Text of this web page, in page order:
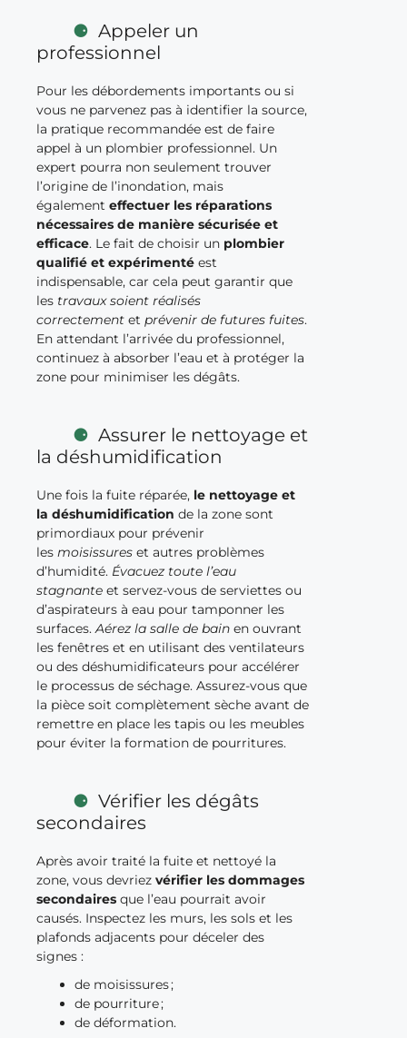
Appeler un
professionnel
Pour les débordements importants ou si
vous ne parvenez pas à identifier la source,
la pratique recommandée est de faire
appel à un plombier professionnel. Un
expert pourra non seulement trouver
l’origine de l’inondation, mais
également effectuer les réparations
nécessaires de manière sécurisée et
efficace. Le fait de choisir un plombier
qualifié et expérimenté est
indispensable, car cela peut garantir que
les travaux soient réalisés
correctement et prévenir de futures fuites.
En attendant l’arrivée du professionnel,
continuez à absorber l’eau et à protéger la
zone pour minimiser les dégâts.
Assurer le nettoyage et
la déshumidification
Une fois la fuite réparée, le nettoyage et
la déshumidification de la zone sont
primordiaux pour prévenir
les moisissures et autres problèmes
d’humidité. Évacuez toute l’eau
stagnante et servez-vous de serviettes ou
d’aspirateurs à eau pour tamponner les
surfaces. Aérez la salle de bain en ouvrant
les fenêtres et en utilisant des ventilateurs
ou des déshumidificateurs pour accélérer
le processus de séchage. Assurez-vous que
la pièce soit complètement sèche avant de
remettre en place les tapis ou les meubles
pour éviter la formation de pourritures.
Vérifier les dégâts
secondaires
Après avoir traité la fuite et nettoyé la
zone, vous devriez vérifier les dommages
secondaires que l’eau pourrait avoir
causés. Inspectez les murs, les sols et les
plafonds adjacents pour déceler des
signes :
de moisissures ;
de pourriture ;
de déformation.